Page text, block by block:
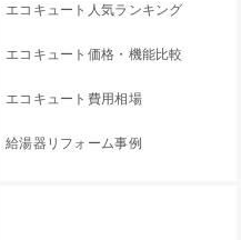
エコキュート人気ランキング
エコキュート価格・機能比較
エコキュート費用相場
給湯器リフォーム事例